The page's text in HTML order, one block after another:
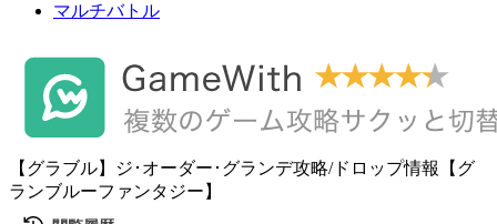
マルチバトル
【グラブル】ジ･オーダー･グランデ攻略/ドロップ情報【グ
ランブルーファンタジー】